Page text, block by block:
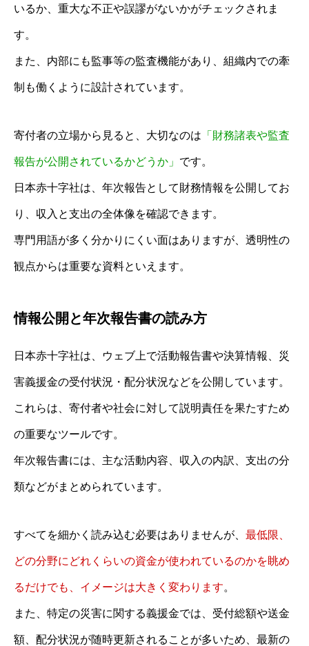
いるか、重大な不正や誤謬がないかがチェックされま
す。
また、内部にも監事等の監査機能があり、組織内での牽
制も働くように設計されています。
寄付者の立場から見ると、大切なのは 「財務諸表や監査
報告が公開されているかどうか」 です。
日本赤十字社は、年次報告として財務情報を公開してお
り、収入と支出の全体像を確認できます。
専門用語が多く分かりにくい面はありますが、透明性の
観点からは重要な資料といえます。
情報公開と年次報告書の読み方
日本赤十字社は、ウェブ上で活動報告書や決算情報、災
害義援金の受付状況・配分状況などを公開しています。
これらは、寄付者や社会に対して説明責任を果たすため
の重要なツールです。
年次報告書には、主な活動内容、収入の内訳、支出の分
類などがまとめられています。
すべてを細かく読み込む必要はありませんが、 最低限、
どの分野にどれくらいの資金が使われているのかを眺め
るだけでも、イメージは大きく変わります。
また、特定の災害に関する義援金では、受付総額や送金
額、配分状況が随時更新されることが多いため、最新の